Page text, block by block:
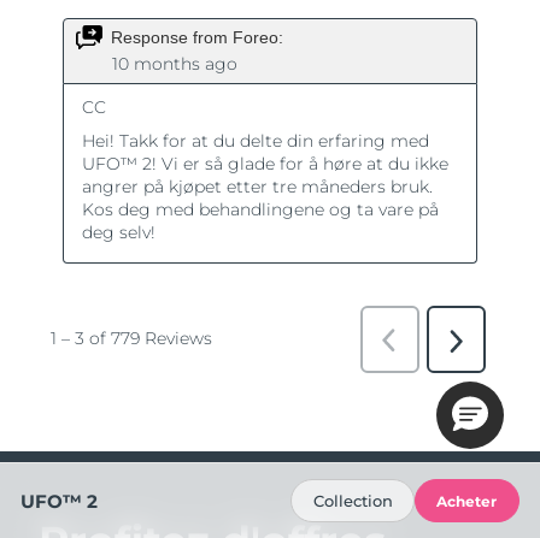
UFO™ 2 Collection Acheter